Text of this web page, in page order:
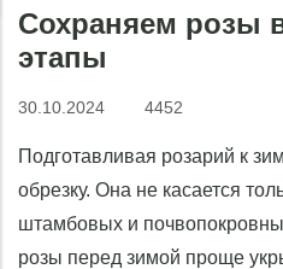
Сохраняем розы
этапы
30.10.2024 4452
Подготавливая розарий к
обрезку. Она не касается
штамбовых и
розы перед зимой проще